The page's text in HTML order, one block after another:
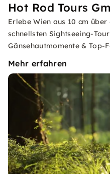
Hot Rod Tours
Erlebe Wien aus 10 cm
schnellsten Sightseeing-
Gänsehautmomente & Top-
Mehr erfahren